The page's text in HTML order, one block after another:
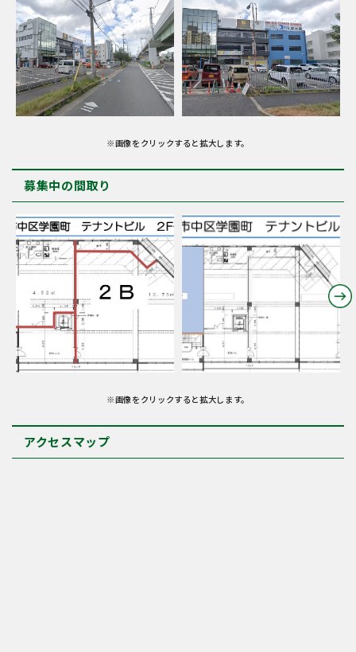
※画像をクリックすると拡大します。
募集中の間取り
※画像をクリックすると拡大します。
アクセスマップ